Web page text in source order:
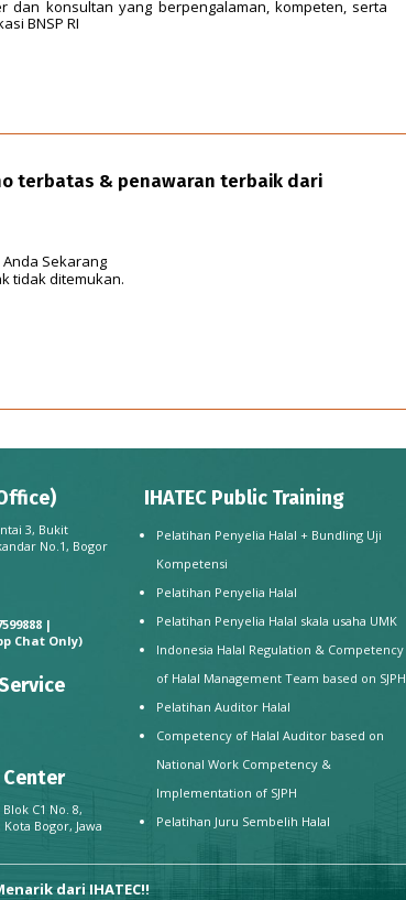
dan konsultan yang berpengalaman, kompeten, serta
BNSP RI
terbatas & penawaran terbaik dari
Sekarang
tidak ditemukan.
3, Bukit
No.1, Bogor
|
Chat Only)
Center
C1 No. 8,
Bogor, Jawa
IHATEC Public Training
Pelatihan Penyelia Halal + Bundling Uji
Kompetensi
Pelatihan Penyelia Halal
Pelatihan Penyelia Halal skala usaha UMK
Indonesia Halal Regulation & Competency
of Halal Management Team based on SJPH
Pelatihan Auditor Halal
Competency of Halal Auditor based on
National Work Competency &
Implementation of SJPH
Pelatihan Juru Sembelih Halal
dari IHATEC!!